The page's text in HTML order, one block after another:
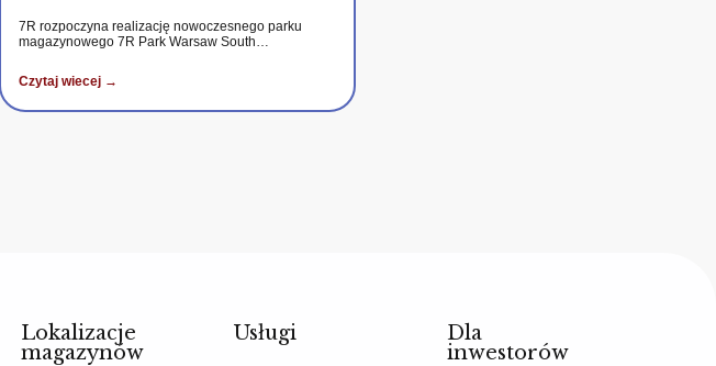
7R rozpoczyna realizację nowoczesnego parku
magazynowego 7R Park Warsaw South…
Czytaj wiecej →
Lokalizacje
magazynów
Usługi
Dla
inwestorów